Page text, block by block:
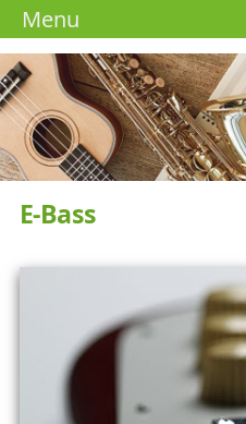
E-Bass
Menu